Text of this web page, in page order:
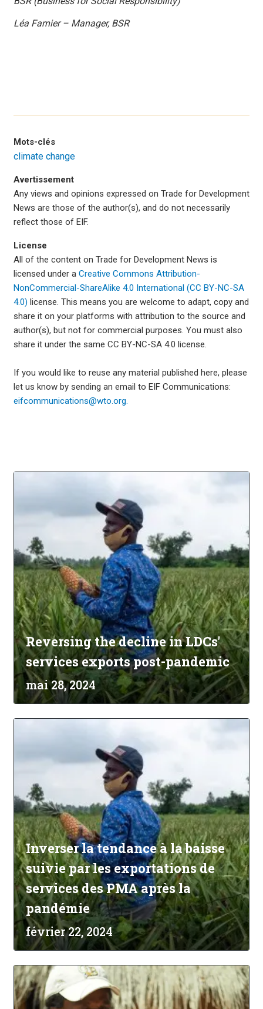
Léa Farnier – Manager, BSR
Mots-clés
climate change
Avertissement
Any views and opinions expressed on Trade for Development
News are those of the author(s), and do not necessarily
reflect those of EIF.
License
All of the content on Trade for Development News is
licensed under a Creative Commons Attribution-
NonCommercial-ShareAlike 4.0 International (CC BY-NC-SA
4.0) license. This means you are welcome to adapt, copy and
share it on your platforms with attribution to the source and
author(s), but not for commercial purposes. You must also
share it under the same CC BY-NC-SA 4.0 license.
If you would like to reuse any material published here, please
let us know by sending an email to EIF Communications:
eifcommunications@wto.org.
Reversing the decline in LDCs'
services exports post-pandemic
mai 28, 2024
Inverser la tendance à la baisse
suivie par les exportations de
services des PMA après la
pandémie
février 22, 2024